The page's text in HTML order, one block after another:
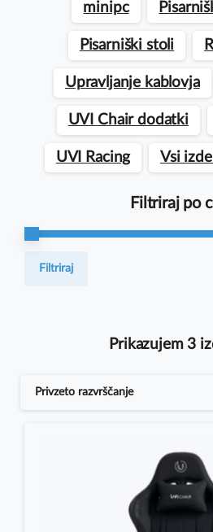
minipc
Pisarniški stoli
Upravljanje kablovja
UVI Chair dodatki
UVI Racing Vsi
Filtriraj po
Filtriraj
Prikazujem 3
Privzeto razvrščanje